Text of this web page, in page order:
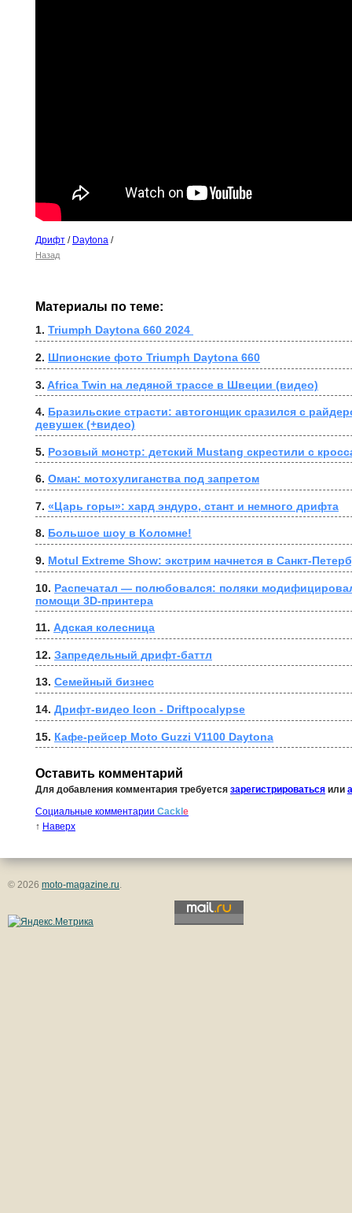
Дрифт / Daytona /
Назад
Материалы по теме:
1. Triumph Daytona 660 2024
2. Шпионские фото Triumph Daytona 660
3. Africa Twin на ледяной трассе в Швеции (видео)
4. Бразильские страсти: автогонщик сразился с
девушек (+видео)
5. Розовый монстр: детский Mustang скрестили с
6. Оман: мотохулиганства под запретом
7. «Царь горы»: хард эндуро, стант и немного дрифта
8. Большое шоу в Коломне!
9. Motul Extreme Show: экстрим начнется в Санкт-
10. Распечатал — полюбовался: поляки
помощи 3D-принтера
11. Адская колесница
12. Запредельный дрифт-баттл
13. Семейный бизнес
14. Дрифт-видео Icon - Driftpocalypse
15. Кафе-рейсер Moto Guzzi V1100 Daytona
Оставить комментарий
Для добавления комментария требуется зарегистрироваться или
Социальные комментарии Cackl e
↑ Наверх
© 2026 moto-magazine.ru.